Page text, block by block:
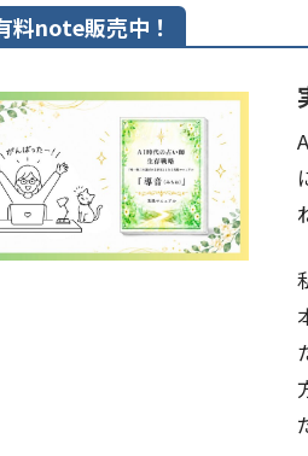
料note販売中！